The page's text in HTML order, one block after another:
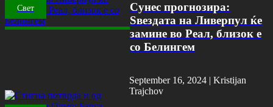
Свет
Сунес прогнозира:
Ѕвездата на Ливерпул ќе
замине во Реал, близок е
со Белингем
September 16, 2024 | Kristijan
Trajchov